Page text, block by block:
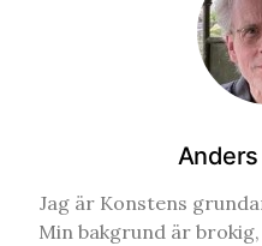
Jag är Konstens
Min bakgrund är